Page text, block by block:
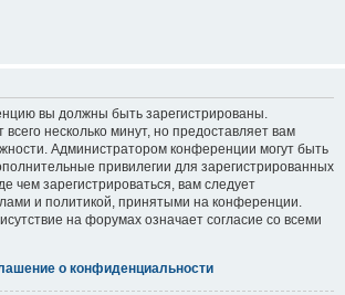
вы должны быть зарегистрированы.
всего несколько минут, но предоставляет вам
Администратором конференции могут быть
привилегии для зарегистрированных
чем зарегистрироваться, вам следует
и политикой, принятыми на конференции.
на форумах означает согласие со всеми
о конфиденциальности